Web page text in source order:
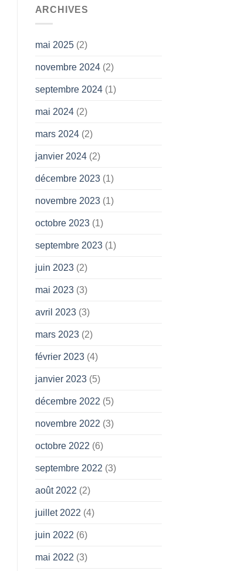
ARCHIVES
mai 2025(2)
novembre 2024(2)
septembre 2024(1)
mai 2024(2)
mars 2024(2)
janvier 2024(2)
décembre 2023(1)
novembre 2023(1)
octobre 2023(1)
septembre 2023(1)
juin 2023(2)
mai 2023(3)
avril 2023(3)
mars 2023(2)
février 2023(4)
janvier 2023(5)
décembre 2022 (5)
novembre 2022 (3)
octobre 2022 (6)
septembre 2022 (3)
août 2022 (2)
juillet 2022 (4)
juin 2022 (6)
mai 2022 (3)